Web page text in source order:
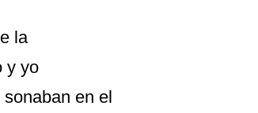
la
y yo
en el